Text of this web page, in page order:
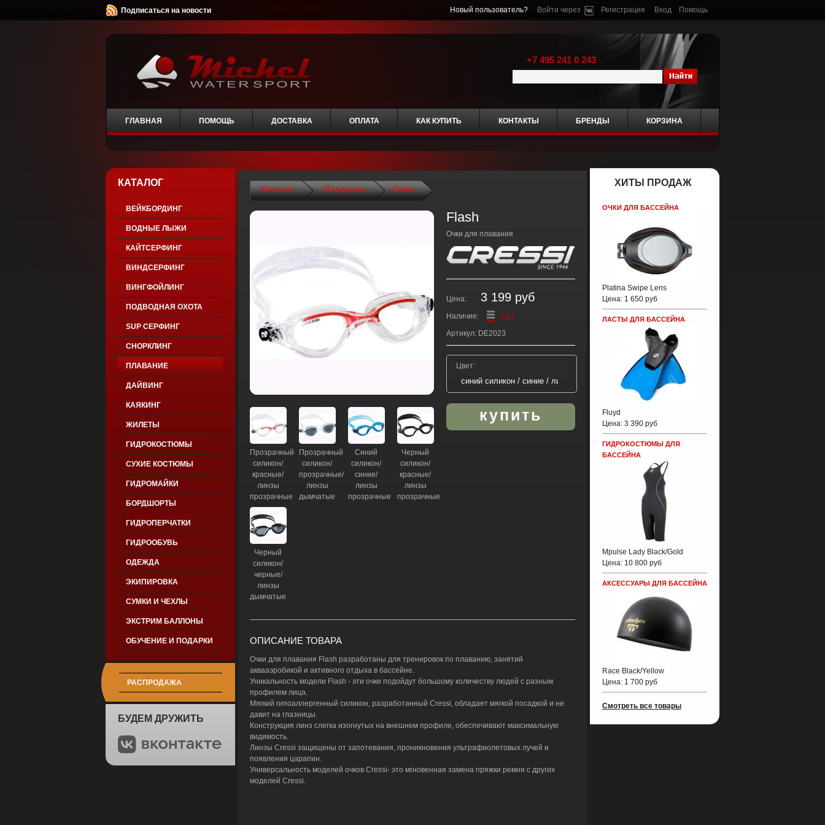
Подписаться на новости Новый пользователь? Войти через Регистрация Вход Помощь
+7 495 241 0 243
ГЛАВНАЯ ПОМОЩЬ ДОСТАВКА ОПЛАТА КАК КУПИТЬ КОНТАКТЫ БРЕНДЫ КОРЗИНА
КАТАЛОГ
ВЕЙКБОРДИНГ
ВОДНЫЕ ЛЫЖИ
КАЙТСЕРФИНГ
ВИНДСЕРФИНГ
ВИНГФОЙЛИНГ
ПОДВОДНАЯ ОХОТА
SUP СЕРФИНГ
СНОРКЛИНГ
ПЛАВАНИЕ
ДАЙВИНГ
КАЯКИНГ
ЖИЛЕТЫ
ГИДРОКОСТЮМЫ
СУХИЕ КОСТЮМЫ
ГИДРОМАЙКИ
БОРДШОРТЫ
ГИДРОПЕРЧАТКИ
ГИДРООБУВЬ
ОДЕЖДА
ЭКИПИРОВКА
СУМКИ И ЧЕХЛЫ
ЭКСТРИМ БАЛЛОНЫ
ОБУЧЕНИЕ И ПОДАРКИ
РАСПРОДАЖА
БУДЕМ ДРУЖИТЬ
ХИТЫ ПРОДАЖ
ОЧКИ ДЛЯ БАССЕЙНА
Platina Swipe Lens
Цена: 1 650 руб
ЛАСТЫ ДЛЯ БАССЕЙНА
Fluyd
Цена: 3 390 руб
ГИДРОКОСТЮМЫ ДЛЯ
БАССЕЙНА
Mpulse Lady Black/Gold
Цена: 10 800 руб
АКСЕССУАРЫ ДЛЯ БАССЕЙНА
Race Black/Yellow
Цена: 1 700 руб
Смотреть все товары
Каталог Плавание Очки
Прозрачный
силикон/
красные/
линзы
прозрачные
Прозрачный
силикон/
прозрачные/
линзы
дымчатые
Синий
силикон/
синие/
линзы
прозрачные
Черный
силикон/
красные/
линзы
прозрачные
Черный
силикон/
черные/
линзы
дымчатые
Flash
Очки для плавания
Цена: 3 199 руб
Наличие:
Артикул: DE2023
Цвет:
ОПИСАНИЕ ТОВАРА
Очки для плавания Flash разработаны для тренировок по плаванию, занятий
аквааэробикой и активного отдыха в бассейне.
Уникальность модели Flash - эти очки подойдут большому количеству людей с разным
профилем лица.
Мягкий гипоаллергенный силикон, разработанный Cressi, обладает мягкой посадкой и не
давит на глазницы.
Конструкция линз слегка изогнутых на внешнем профиле, обеспечивают максимальную
видимость.
Линзы Cressi защищены от запотевания, проникновения ультрафиолетовых лучей и
появления царапин.
Универсальность моделей очков Cressi- это мгновенная замена пряжки ремня с других
моделей Cressi.